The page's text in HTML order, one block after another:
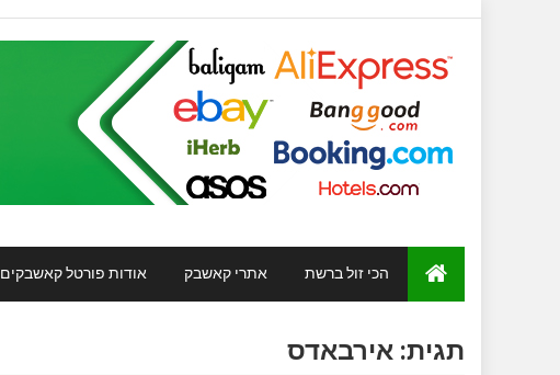
אודות פורטל קאשבקים אתרי קאשבק הכי זול ברשת
תגית: אירבאדס